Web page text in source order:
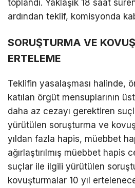
toplandı. Yaklaşık 18 saat
ardından teklif, komisyonda
SORUŞTURMA VE
ERTELEME
Teklifin yasalaşması halinde,
katılan örgüt mensuplarının üst
daha az cezayı gerektiren
yürütülen soruşturma ve
yıldan fazla hapis, müebbet
ağırlaştırılmış müebbet hapis
suçlar ile ilgili yürütülen
kovuşturmalar 10 yıl